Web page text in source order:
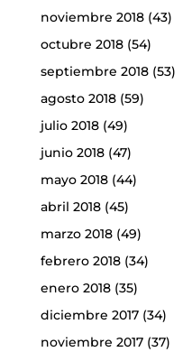
noviembre 2018(43)
octubre 2018(54)
septiembre 2018(53)
agosto 2018(59)
julio 2018(49)
junio 2018(47)
mayo 2018(44)
abril 2018(45)
marzo 2018(49)
febrero 2018(34)
enero 2018(35)
diciembre 2017(34)
noviembre 2017(37)